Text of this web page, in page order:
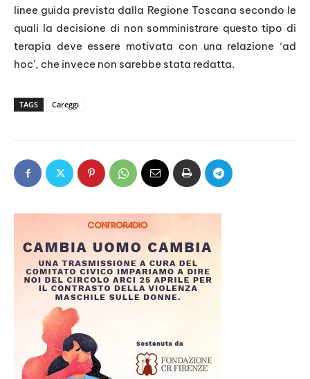
linee guida prevista dalla Regione Toscana secondo le
quali la decisione di non somministrare questo tipo di
terapia deve essere motivata con una relazione ‘ad
hoc’, che invece non sarebbe stata redatta.
TAGS Careggi